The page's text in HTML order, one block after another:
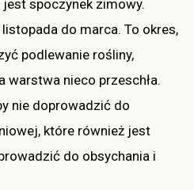
spoczynek zimowy.
do marca. To okres,
podlewanie rośliny,
warstwa nieco przeschła.
nie doprowadzić do
które również jest
do obsychania i